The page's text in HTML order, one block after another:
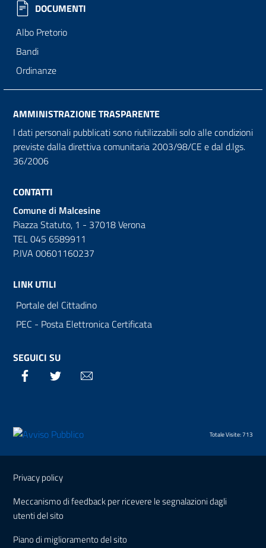
DOCUMENTI
Albo Pretorio
Bandi
Ordinanze
AMMINISTRAZIONE TRASPARENTE
I dati personali pubblicati sono riutilizzabili solo alle condizioni
previste dalla direttiva comunitaria 2003/98/CE e dal d.lgs.
36/2006
CONTATTI
Comune di Malcesine
Piazza Statuto, 1 - 37018 Verona
TEL 045 6589911
P.IVA 00601160237
LINK UTILI
Portale del Cittadino
PEC - Posta Elettronica Certificata
SEGUICI SU
Facebook Twitter
Totale Visite: 713
Sezione Link Utili
Privacy policy
Meccanismo di feedback per ricevere le segnalazioni dagli
utenti del sito
Piano di miglioramento del sito